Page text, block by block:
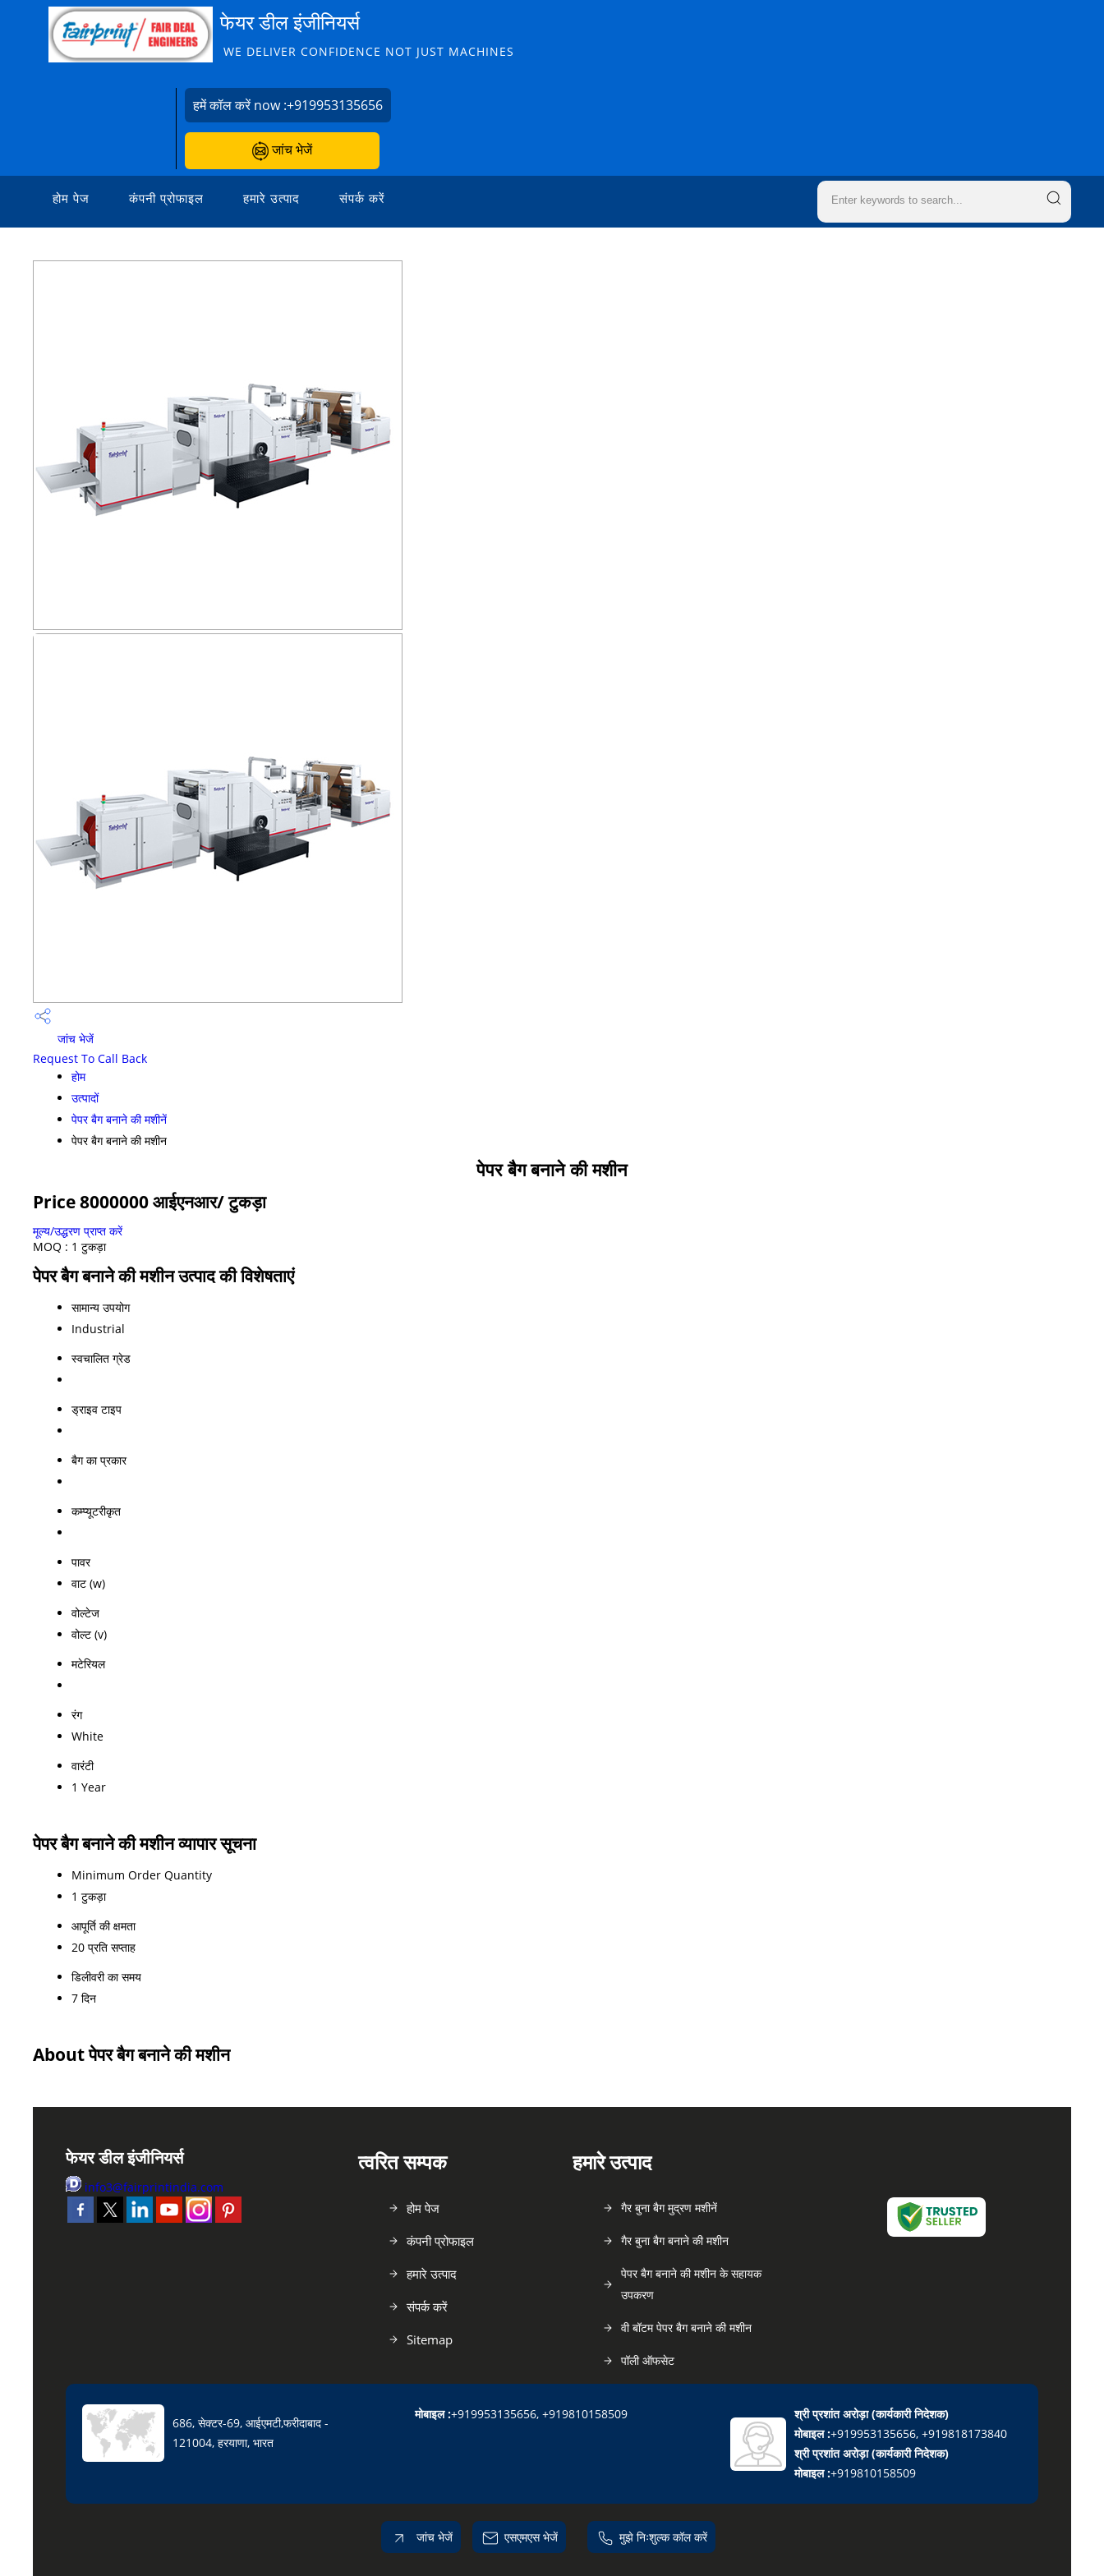
फेयर डील इंजीनियर्स
WE DELIVER CONFIDENCE NOT JUST MACHINES
हमें कॉल करें now :+919953135656
जांच भेजें
होम पेज कंपनी प्रोफाइल हमारे उत्पाद संपर्क करें
जांच भेजें
Request To Call Back
होम
उत्पादों
पेपर बैग बनाने की मशीनें
पेपर बैग बनाने की मशीन
पेपर बैग बनाने की मशीन
Price 8000000 आईएनआर/ टुकड़ा
मूल्य/उद्धरण प्राप्त करें
MOQ : 1 टुकड़ा
पेपर बैग बनाने की मशीन उत्पाद की विशेषताएं
सामान्य उपयोग
Industrial
स्वचालित ग्रेड
ड्राइव टाइप
बैग का प्रकार
कम्प्यूटरीकृत
पावर
वाट (w)
वोल्टेज
वोल्ट (v)
मटेरियल
रंग
White
वारंटी
1 Year
पेपर बैग बनाने की मशीन व्यापार सूचना
Minimum Order Quantity
1 टुकड़ा
आपूर्ति की क्षमता
20 प्रति सप्ताह
डिलीवरी का समय
7 दिन
About पेपर बैग बनाने की मशीन
फेयर डील इंजीनियर्स
info3@fairprintindia.com
त्वरित सम्पक
होम पेज
कंपनी प्रोफाइल
हमारे उत्पाद
संपर्क करें
Sitemap
हमारे उत्पाद
गैर बुना बैग मुद्रण मशीनें
गैर बुना बैग बनाने की मशीन
पेपर बैग बनाने की मशीन के सहायक
उपकरण
वी बॉटम पेपर बैग बनाने की मशीन
पॉली ऑफसेट
N95 मास्क बनाने की मशीन
Printing Machinery
686, सेक्टर-69, आईएमटी,फरीदाबाद -
121004, हरयाणा, भारत
मोबाइल :+919953135656, +919810158509 श्री प्रशांत अरोड़ा(कार्यकारी निदेशक)
मोबाइल :+919953135656, +919818173840
श्री प्रशांत अरोड़ा(कार्यकारी निदेशक)
मोबाइल :+919810158509
जांच भेजें एसएमएस भेजें मुझे निःशुल्क कॉल करें